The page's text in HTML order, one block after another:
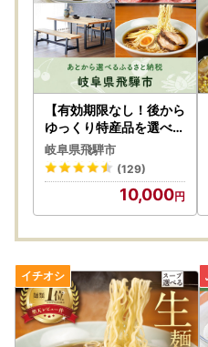
【有効期限なし！後から
ゆっくり特産品を選べる
】岐阜県飛騨市カタログ
ポイント
岐阜県飛騨市
(129)
10,000